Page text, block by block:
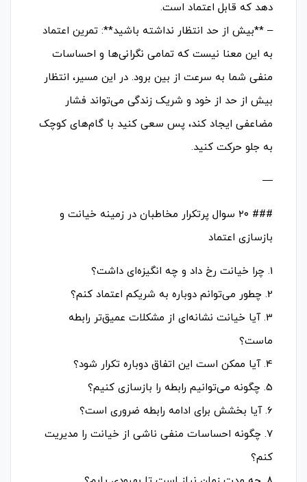
دهد که قابل اعتماد است.
– **بیش از حد انتظار نداشته باشید**: تمرین اعتماد
به این معنا نیست که تمامی نگرانی‌ها و احساسات
منفی شما به سرعت از بین برود. در این مسیر، انتظار
بیش از حد از خود و شریک زندگی می‌تواند فشار
مضاعفی ایجاد کند، پس سعی کنید با گام‌های کوچک
به جلو حرکت کنید.
—
### ۲۰ سوال پرتکرار مخاطبان در زمینه خیانت و
بازسازی اعتماد
1. چرا خیانت رخ داد و چه انگیزه‌ای داشت؟
2. چطور می‌توانم دوباره به شریکم اعتماد کنم؟
3. آیا خیانت نشانه‌ای از مشکلات عمیق‌تر رابطه
ماست؟
4. آیا ممکن است این اتفاق دوباره تکرار شود؟
5. چگونه می‌توانیم رابطه را بازسازی کنیم؟
6. آیا بخشش برای ادامه رابطه ضروری است؟
7. چگونه احساسات منفی ناشی از خیانت را مدیریت
کنم؟